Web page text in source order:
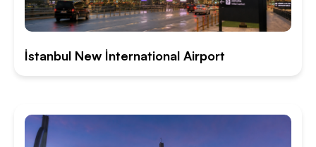
İstanbul New İnternational Airport